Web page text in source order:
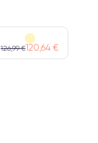
126,99 €120,64 €